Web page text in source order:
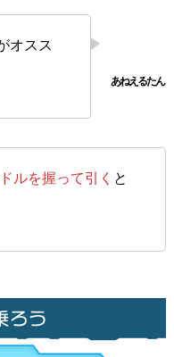
オスス
ルを握って引く と